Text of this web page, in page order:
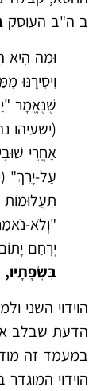
ב ה"ב העוסק
וּמַה הִיא
וִיסִירֶנּוּ
שֶׁנֶּאֱמָר
(ישעיהו
אַחֲרֵי
עַל-יָרֵךְ"
"וְלֹא-
יְרֻחַם
בִּשְׂפָתָיו,
הוידוי השני
הדעת שבלב
במעמד זה
הוידוי